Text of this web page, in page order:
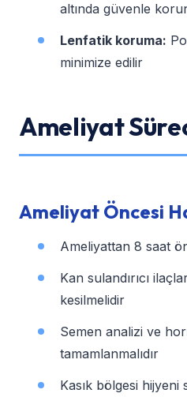
altında güvenle
Lenfatik koruma:
minimize edilir
Ameliyat
Ameliyat Öncesi
Ameliyattan 8 saat
Kan sulandırıcı
kesilmelidir
Semen analizi ve
tamamlanmalıdır
Kasık bölgesi hijyeni